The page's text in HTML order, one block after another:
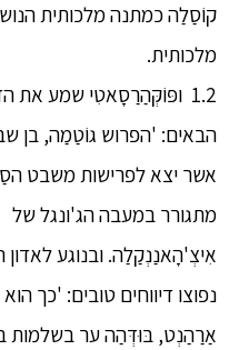
קוֹסַלַה כמתנה מלכותית
מלכותית.
1.2 ופּוֹקְּהַרַסָאטִי שמע את
הבאים: 'הפרוש גוֹטַמַה, בן
אשר יצא לפרישות משבט
מתגורר במעבה הג'ונגל של
אִיצְ'הָאנַנְקַלַה. ובנוגע
נפוצו דיווחים טובים: 'כך
אַרַהַנְט, בּוּדְּהַה ער בשלמות